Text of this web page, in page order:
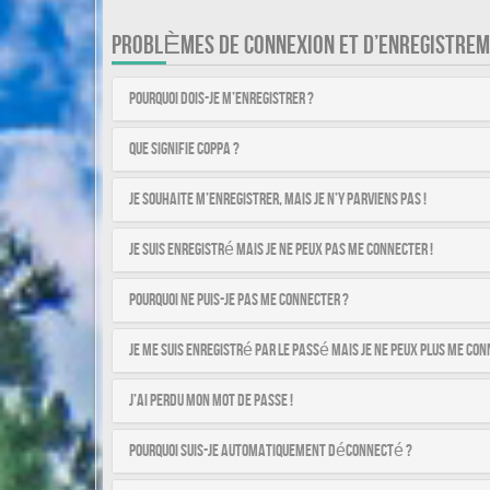
PROBLÈMES DE CONNEXION ET
Pourquoi dois-je m’enregistrer ?
Que signifie COPPA ?
Je souhaite m’enregistrer, mais je n’y parviens pas !
Je suis enregistré mais je ne peux pas me connecter !
Pourquoi ne puis-je pas me connecter ?
Je me suis enregistré par le passé mais je ne peux plus me
J’ai perdu mon mot de passe !
Pourquoi suis-je automatiquement déconnecté ?